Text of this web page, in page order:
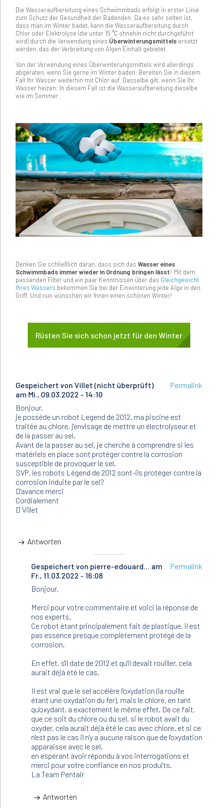
Die Wasseraufbereitung eines Schwimmbads erfolgt in erster Linie
zum Schutz der Gesundheit der Badenden: Da es sehr selten ist,
dass man im Winter badet, kann die Wasseraufbereitung durch
Chlor oder Elektrolyse (die unter 15 °C ohnehin nicht durchgeführt
wird) durch die Verwendung eines Überwinterungsmittels ersetzt
werden, das der Verbreitung von Algen Einhalt gebietet.
Von der Verwendung eines Überwinterungsmittels wird allerdings
abgeraten, wenn Sie gerne im Winter baden: Bereiten Sie in diesem
Fall Ihr Wasser weiterhin mit Chlor auf. Dasselbe gilt, wenn Sie Ihr
Wasser heizen: In diesem Fall ist die Wasseraufbereitung dieselbe
wie im Sommer.
Denken Sie schließlich daran, dass sich das Wasser eines
Schwimmbads immer wieder in Ordnung bringen lässt! Mit dem
passenden Filter und ein paar Kenntnissen über das Gleichgewicht
Ihres Wassers bekommen Sie bei der Einwinterung jede Alge in den
Griff. Und nun wünschen wir Ihnen einen schönen Winter!
Rüsten Sie sich schon jetzt für den Winter
Gespeichert von Villet (nicht überprüft)
am Mi., 09.03.2022 - 14:10
Permalink
Bonjour,
je possède un robot Legend de 2012, ma piscine est
traitée au chlore, j'envisage de mettre un électrolyseur et
de la passer au sel.
Avant de la passer au sel, je cherche à comprendre si les
matériels en place sont protéger contre la corrosion
susceptible de provoquer le sel.
SVP, les robots Légend de 2012 sont-ils protéger contre la
corrosion induite par le sel?
D'avance merci
Cordialement
D Villet
Antworten
Gespeichert von pierre-edouard…
am
Fr., 11.03.2022 - 16:08
Antwort
auf
Bonjour,
je
possède
un
robot…
von
Villet
(nicht
überprüft)
Permalink
Bonjour,
Merci pour votre commentaire et voici la réponse de
nos experts.
Ce robot étant principalement fait de plastique, il est
pas essence presque complètement protégé de la
corrosion.
En effet, s'il date de 2012 et qu'il devait rouiller, cela
aurait déjà été le cas.
Il est vrai que le sel accélère l'oxydation (la rouille
étant une oxydation du fer), mais le chlore, en tant
qu'oxydant, a exactement le même effet. De ce fait,
que ce soit du chlore ou du sel, si le robot avait du
oxyder, cela aurait déjà été le cas avec chlore. et si ce
n'est pas le cas il n'y a aucune raison que de l'oxydation
apparaisse avec le sel.
en espérant avoir répondu à vos interrogations et
merci pour votre confiance en nos produits.
La Team Pentair
Antworten